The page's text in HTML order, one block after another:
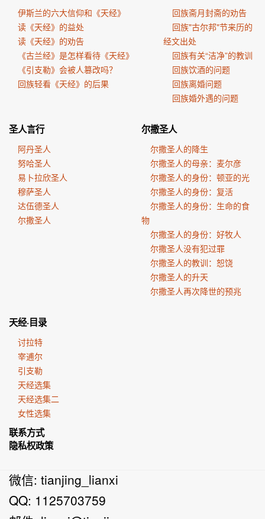
伊斯兰的六大信仰和《天经》
读《天经》的益处
读《天经》的劝告
《古兰经》是怎样看待《天经》
《引支勒》会被人篡改吗？
回族轻看《天经》的后果
回族斋月封斋的劝告
回族"古尔邦"节来历的
经文出处
回族有关“洁净”的教训
回族饮酒的问题
回族离婚问题
回族婚外遇的问题
圣人言行
阿丹圣人
努哈圣人
易卜拉欣圣人
穆萨圣人
达伍德圣人
尔撒圣人
尔撒圣人
尔撒圣人的降生
尔撒圣人的母亲：麦尔彦
尔撒圣人的身份：顿亚的光
尔撒圣人的身份：复活
尔撒圣人的身份：生命的食
物
尔撒圣人的身份：好牧人
尔撒圣人没有犯过罪
尔撒圣人的教训：恕饶
尔撒圣人的升天
尔撒圣人再次降世的预兆
天经·目录
讨拉特
宰逋尔
引支勒
天经选集
天经选集二
女性选集
联系方式
隐私权政策
微信: tianjing_lianxi
QQ: 1125703759